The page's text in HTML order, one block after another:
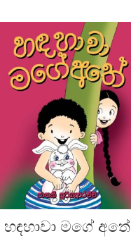
හඳහාවා මගේ අතේ